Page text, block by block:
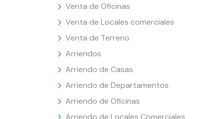
Venta de Oficinas
Venta de Locales comerciales
Venta de Terreno
Arriendos
Arriendo de Casas
Arriendo de Departamentos
Arriendo de Oficinas
Arriendo de Locales Comerciales